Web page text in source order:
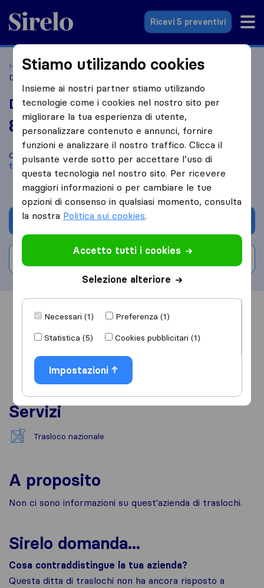
Sirelo.it
Ricevi 5 preventivi
Home Le 10 migliori aziende di traslochi in Italia
Ditta Ostello Giuseppe Traslochi
Ditta Ostello Giuseppe Traslochi
8,2 basato su 8
recensioni di Sirelo e Google
i
Confronta Ditta Ostello Giuseppe Traslochi con altreaziende di
traslochidiBari
Chiedi preventivo
Informazioni Recensioni
Servizi
Trasloco nazionale
A proposito
Non ci sono informazioni su quest'azienda di traslochi.
Sirelo domanda...
Cosa contraddistingue la tua azienda?
Questa ditta di traslochi non ha ancora risposto a
Stiamo utilizando cookies
Insieme ai nostri partner stiamo utilizando
tecnologie come i cookies nel nostro sito per
migliorare la tua esperienza di utente,
personalizzare contenuto e annunci, fornire
funzioni e analizzare il nostro traffico. Clicca il
pulsante verde sotto per accettare l’uso di
questa tecnologia nel nostro sito. Per ricevere
maggiori informazioni o per cambiare le tue
opzioni di consenso in qualsiasi momento, consulta
la nostra Politica sui cookies.
Accetto tutti i cookies
Selezione alteriore
Necessari (1)
Preferenza (1)
Statistica (5)
Cookies pubblicitari (1)
Impostazioni